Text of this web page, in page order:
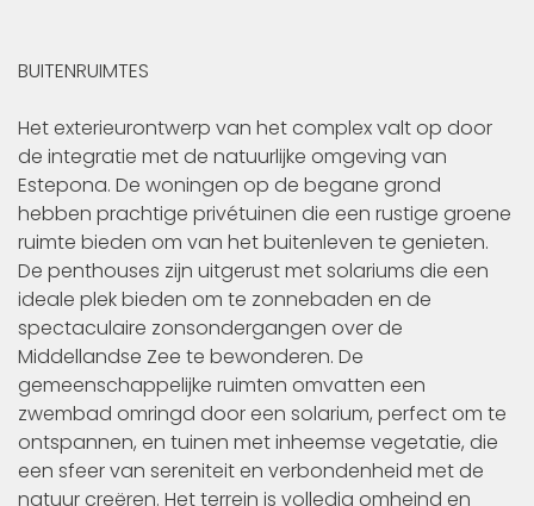
BUITENRUIMTES
Het exterieurontwerp van het complex valt op door
de integratie met de natuurlijke omgeving van
Estepona. De woningen op de begane grond
hebben prachtige privétuinen die een rustige groene
ruimte bieden om van het buitenleven te genieten.
De penthouses zijn uitgerust met solariums die een
ideale plek bieden om te zonnebaden en de
spectaculaire zonsondergangen over de
Middellandse Zee te bewonderen. De
gemeenschappelijke ruimten omvatten een
zwembad omringd door een solarium, perfect om te
ontspannen, en tuinen met inheemse vegetatie, die
een sfeer van sereniteit en verbondenheid met de
natuur creëren. Het terrein is volledig omheind en